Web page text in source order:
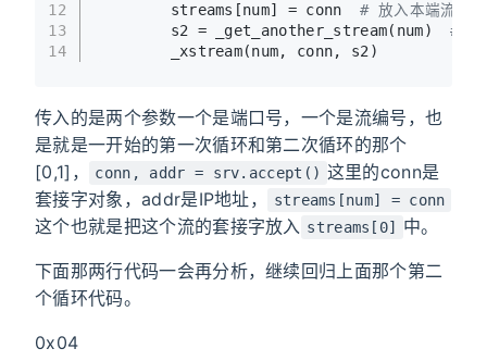
12
13
14
        streams[num] = conn
# 放入本端流对象
        s2 = _get_another_stream(num)
# 获
        _xstream(num, conn, s2)
传入的是两个参数一个是端口号，一个是流编号，也
是就是一开始的第一次循环和第二次循环的那个
[0,1]，
conn, addr = srv.accept() 这里的conn是
套接字对象，addr是IP地址，
streams[num] = conn
这个也就是把这个流的套接字放入 streams[0] 中。
下面那两行代码一会再分析，继续回归上面那个第二
个循环代码。
0x04